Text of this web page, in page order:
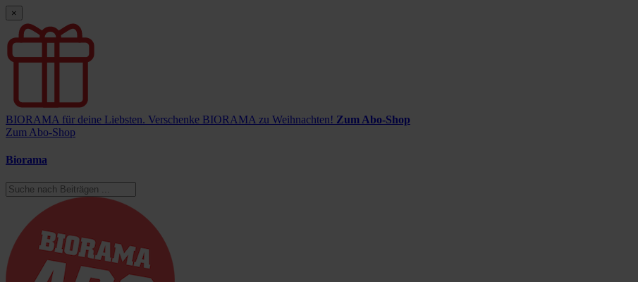
×
BIORAMA für deine Liebsten. Verschenke BIORAMA zu Weihnachten! Zum Abo-Shop
Zum Abo-Shop
Biorama